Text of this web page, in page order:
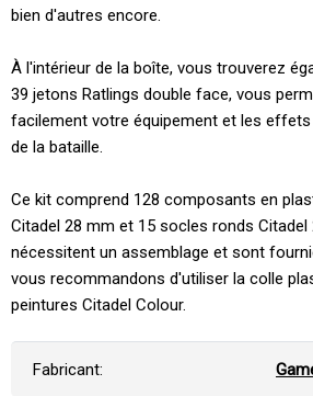
bien d'autres encore.
À l'intérieur de la boîte, vous trouverez
39 jetons Ratlings double face, vous
facilement votre équipement et les
de la bataille.
Ce kit comprend 128 composants en
Citadel 28 mm et 15 socles ronds Citadel
nécessitent un assemblage et sont
vous recommandons d'utiliser la colle
peintures Citadel Colour.
Fabricant: